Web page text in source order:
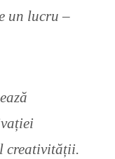
un lucru –
creativității.